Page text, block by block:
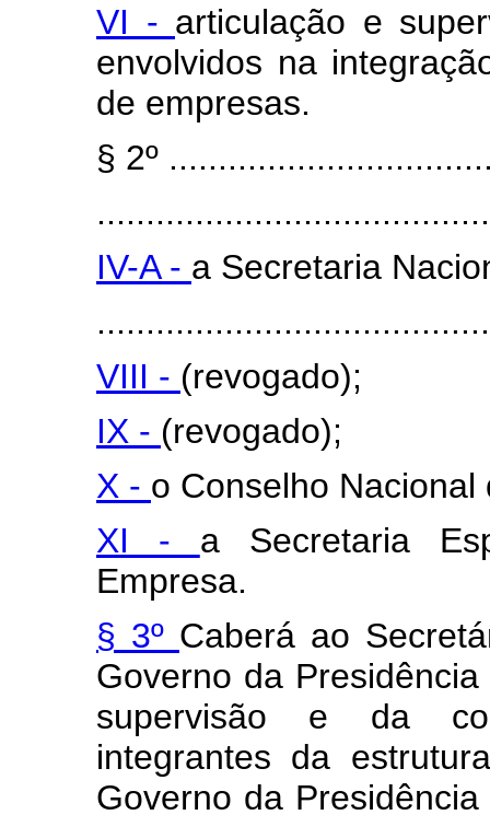
VI - articulação e
envolvidos na
de empresas.
§ 2º
IV-A - a Secretaria
VIII - (revogado);
IX - (revogado);
X - o Conselho Nacional
XI - a Secretaria
Empresa.
§ 3º Caberá ao
Governo da
supervisão e da
integrantes da
Governo da